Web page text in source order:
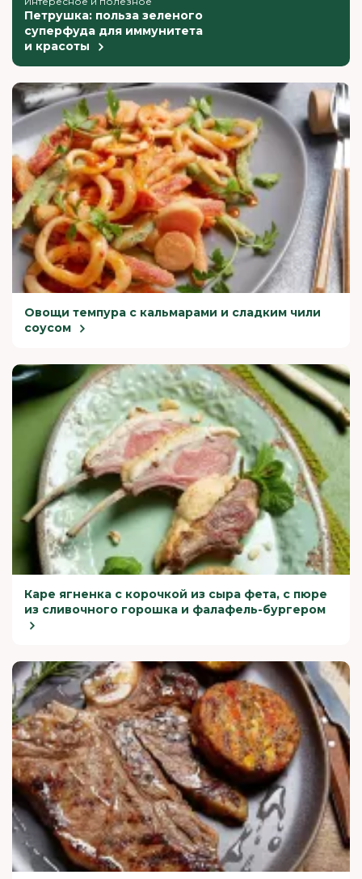
Петрушка: польза зеленого
суперфуда для иммунитета
и красоты
Овощи темпура с кальмарами и сладким чили
соусом
Каре ягненка с корочкой из сыра фета, с пюре
из сливочного горошка и фалафель-бургером